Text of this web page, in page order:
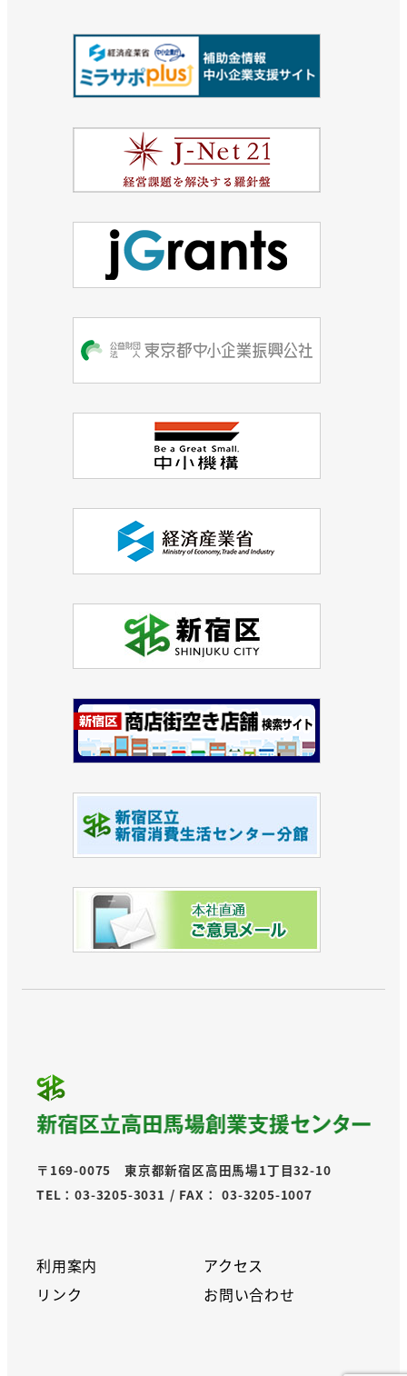
〒169-0075 東京都新宿区高田馬場1丁目32-10
TEL：03-3205-3031 / FAX： 03-3205-1007
利用案内
アクセス
リンク
お問い合わせ